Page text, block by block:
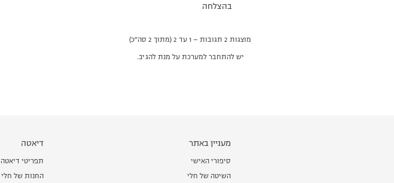
בהצלחה
מוצגות 2 תגובות – 1 עד 2 (מתוך 2 סה״כ)
יש להתחבר למערכת על מנת להגיב.
מעניין באתר
סיפורי האישי
השיטה של חלי
דיאטה
תפריטי דיאטה
החנות של חלי